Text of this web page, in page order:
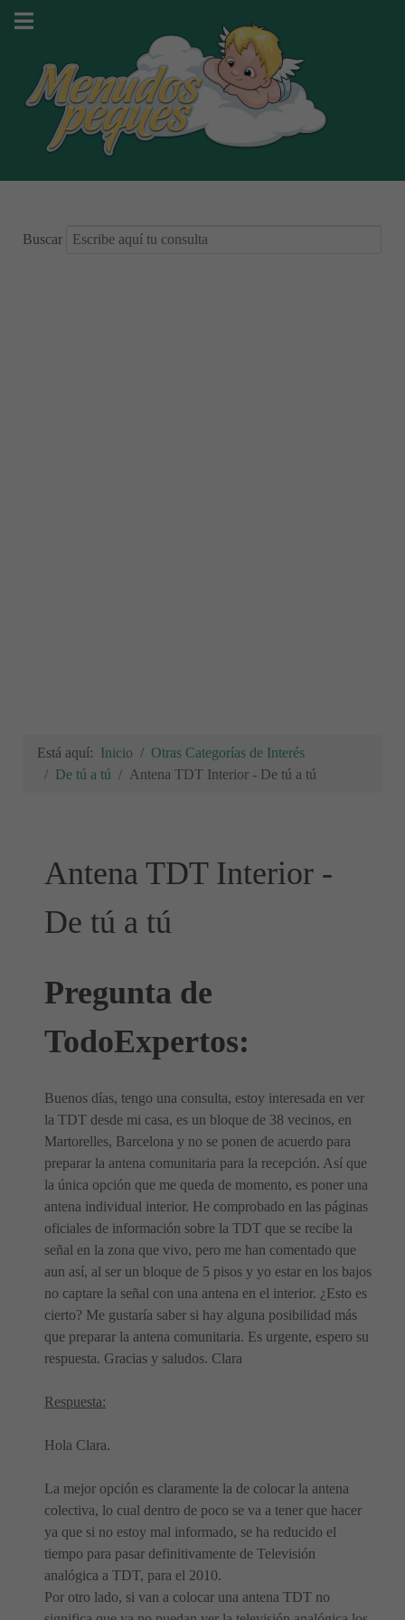
Buscar
Está aquí: Inicio
Otras Categorías de Interés
De tú a tú
Antena TDT Interior - De tú a tú
Antena TDT Interior -
De tú a tú
Pregunta de
TodoExpertos:
Buenos días, tengo una consulta, estoy interesada en ver
la TDT desde mi casa, es un bloque de 38 vecinos, en
Martorelles, Barcelona y no se ponen de acuerdo para
preparar la antena comunitaria para la recepción. Así que
la única opción que me queda de momento, es poner una
antena individual interior. He comprobado en las páginas
oficiales de información sobre la TDT que se recibe la
señal en la zona que vivo, pero me han comentado que
aun así, al ser un bloque de 5 pisos y yo estar en los bajos
no captare la señal con una antena en el interior. ¿Esto es
cierto? Me gustaría saber si hay alguna posibilidad más
que preparar la antena comunitaria. Es urgente, espero su
respuesta. Gracias y saludos. Clara
Respuesta:
Hola Clara.
La mejor opción es claramente la de colocar la antena
colectiva, lo cual dentro de poco se va a tener que hacer
ya que si no estoy mal informado, se ha reducido el
tiempo para pasar definitivamente de Televisión
analógica a TDT, para el 2010.
Por otro lado, si van a colocar una antena TDT no